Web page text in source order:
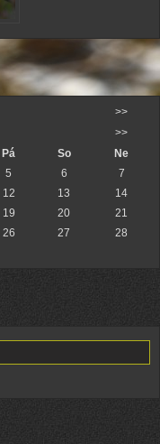
>>
>>
Pá So
Ne
5 6
7
12 13
14
19 20
21
26 27
28